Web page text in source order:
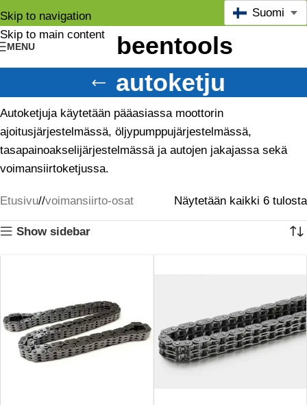
Skip to navigation
Skip to main content
MENU
Suomi
autoketju
Autoketjuja käytetään pääasiassa moottorin
ajoitusjärjestelmässä, öljypumppujärjestelmässä,
tasapainoakselijärjestelmässä ja autojen jakajassa sekä
voimansiirtoketjussa.
Etusivu/ voimansiirto-osat Näytetään kaikki 6 tulosta
Show sidebar